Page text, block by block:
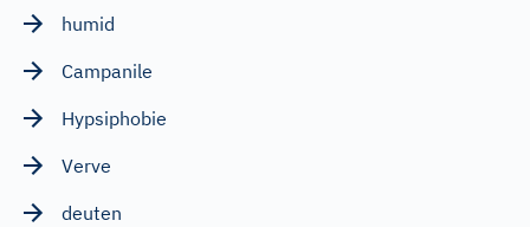
humid
Campanile
Hypsiphobie
Verve
deuten